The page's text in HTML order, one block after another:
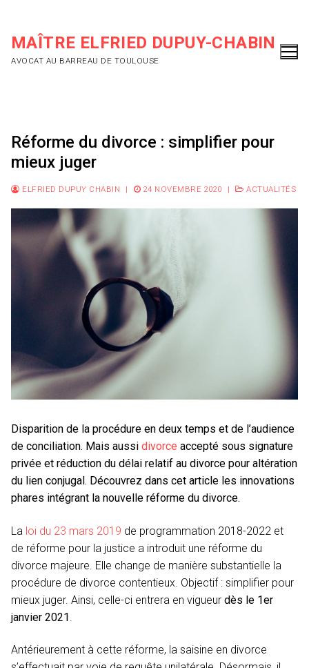
contenu
MAÎTRE ELFRIED DUPUY-CHABIN
AVOCAT AU BARREAU DE TOULOUSE
Réforme du divorce : simplifier pour
mieux juger
ELFRIED DUPUY CHABIN | 24 NOVEMBRE 2020 | ACTUALITÉS
Disparition de la procédure en deux temps et de l’audience
de conciliation. Mais aussi divorce accepté sous signature
privée et réduction du délai relatif au divorce pour altération
du lien conjugal. Découvrez dans cet article les innovations
phares intégrant la nouvelle réforme du divorce.
La loi du 23 mars 2019 de programmation 2018-2022 et
de réforme pour la justice a introduit une réforme du
divorce majeure. Elle change de manière substantielle la
procédure de divorce contentieux. Objectif : simplifier pour
mieux juger. Ainsi, celle-ci entrera en vigueur dès le 1er
janvier 2021
Antérieurement à cette réforme, la saisine en divorce